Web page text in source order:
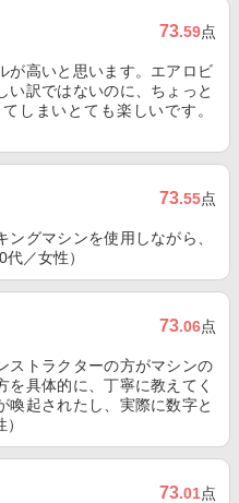
73.59点
が高いと思います。エアロビ
い訳ではないのに、ちょっと
しまいとても楽しいです。
73.55点
グマシンを使用しながら、
／女性）
73.06点
ストラクターの方がマシンの
具体的に、丁寧に教えてく
喚起されたし、実際に数字と
73.01点